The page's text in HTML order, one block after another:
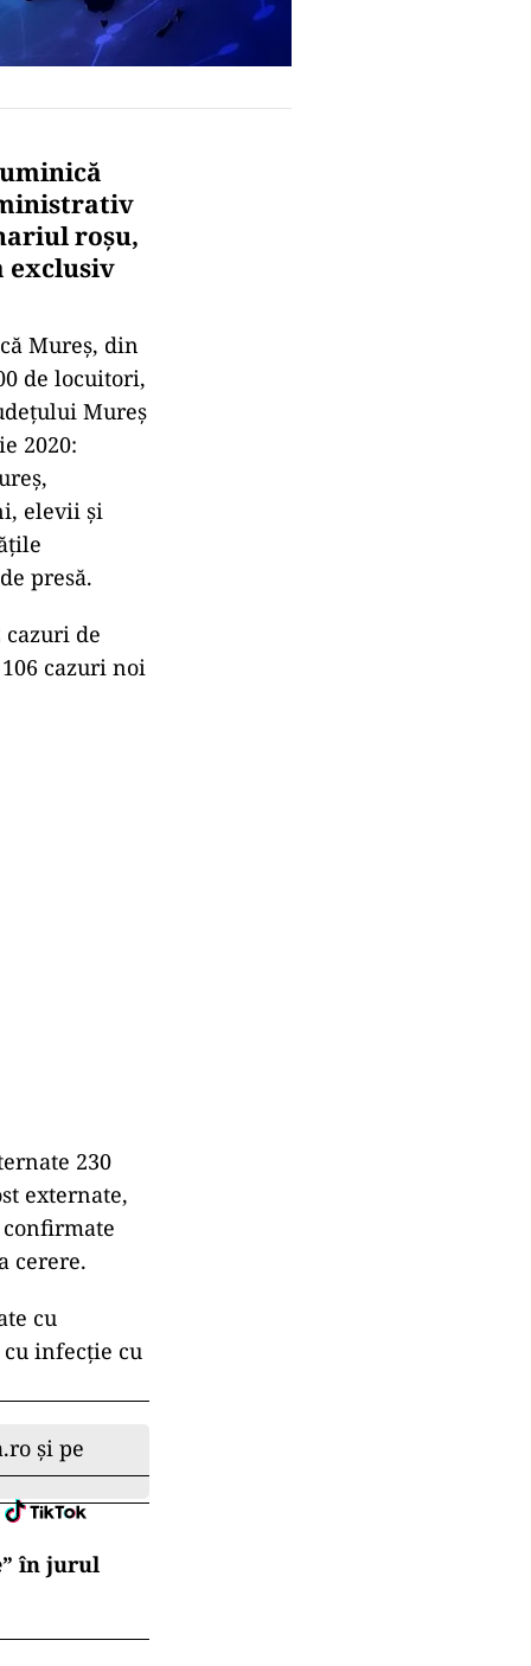
roşu,
exclusiv
Mureş, din
de locuitori,
Mureş
2020:
elevii şi
presă.
de
cazuri noi
230
externate,
confirmate
cerere.
cu
cu infecţie cu
și pe
în jurul